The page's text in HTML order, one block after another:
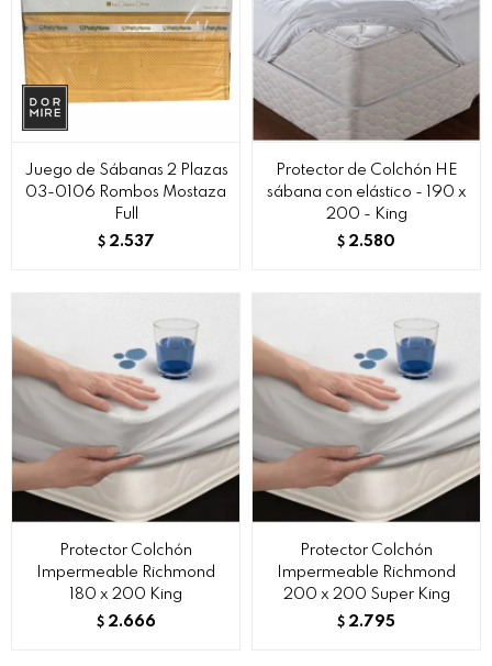
Juego de Sábanas 2 Plazas
03-0106 Rombos Mostaza
Full
$ 2.537
Protector de Colchón HE
sábana con elástico - 190 x
200 - King
$ 2.580
Protector Colchón
Impermeable Richmond
180 x 200 King
$ 2.666
Protector Colchón
Impermeable Richmond
200 x 200 Super King
$ 2.795